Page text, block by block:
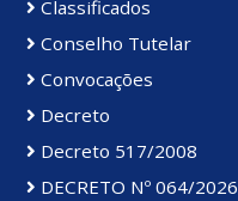
Classificados
Conselho Tutelar
Convocações
Decreto
Decreto 517/2008
DECRETO Nº 064/2026